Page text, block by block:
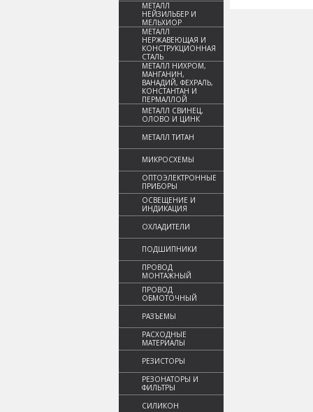
МЕТАЛЛ
НЕЙЗИЛЬБЕР И
МЕЛЬХИОР
МЕТАЛЛ
НЕРЖАВЕЮЩАЯ И
КОНСТРУКЦИОННАЯ
СТАЛЬ
МЕТАЛЛ НИХРОМ,
МАНГАНИН,
ВАНАДИЙ, ФЕХРАЛЬ,
КОНСТАНТАН И
ПЕРМАЛЛОЙ
МЕТАЛЛ СВИНЕЦ,
ОЛОВО И ЦИНК
МЕТАЛЛ ТИТАН
МИКРОСХЕМЫ
ОПТОЭЛЕКТРОННЫЕ
ПРИБОРЫ
ОСВЕЩЕНИЕ И
ИНДИКАЦИЯ
ОХЛАДИТЕЛИ
ПОДШИПНИКИ
ПРОВОД
МОНТАЖНЫЙ
ПРОВОД
ОБМОТОЧНЫЙ
РАЗЪЕМЫ
РАСХОДНЫЕ
МАТЕРИАЛЫ
РЕЗИСТОРЫ
РЕЗОНАТОРЫ И
ФИЛЬТРЫ
СИЛИКОН